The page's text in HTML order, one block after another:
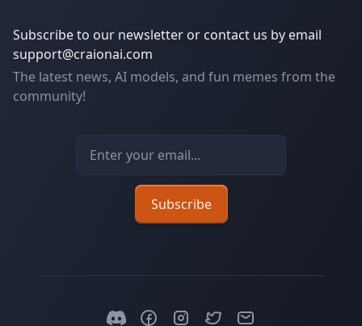
Subscribe to our newsletter or contact us by email
support@craionai.com
The latest news, AI models, and fun memes from the
community!
Email address
Subscribe